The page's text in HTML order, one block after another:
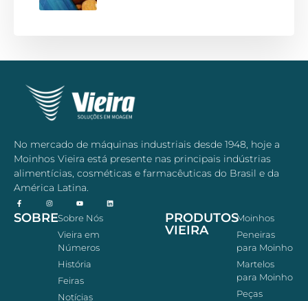
No mercado de máquinas industriais desde 1948, hoje a
Moinhos Vieira está presente nas principais indústrias
alimentícias, cosméticas e farmacêuticas do Brasil e da
América Latina.
SOBRESobre Nós
Vieira em
Números
História
Feiras
Notícias
PRODUTOS
VIEIRA
Moinhos
Peneiras
para Moinho
Martelos
para Moinho
Peças